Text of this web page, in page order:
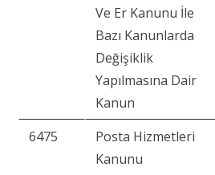
Ve Er Kanunu İle
Bazı Kanunlarda
Değişiklik
Yapılmasına Dair
Kanun
6475
Posta Hizmetleri
Kanunu